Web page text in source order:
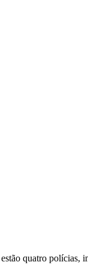
quatro polícias,